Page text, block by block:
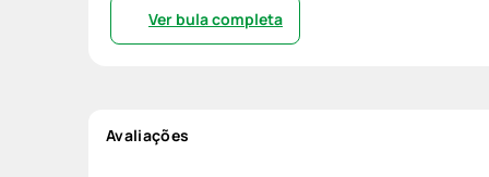
Ver bula completa
Avaliações